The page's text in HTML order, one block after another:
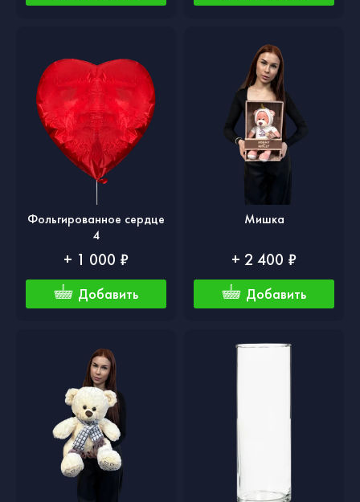
Фольгированное сердце
4
+ 1 000 ₽
Добавить
Мишка
+ 2 400 ₽
Добавить